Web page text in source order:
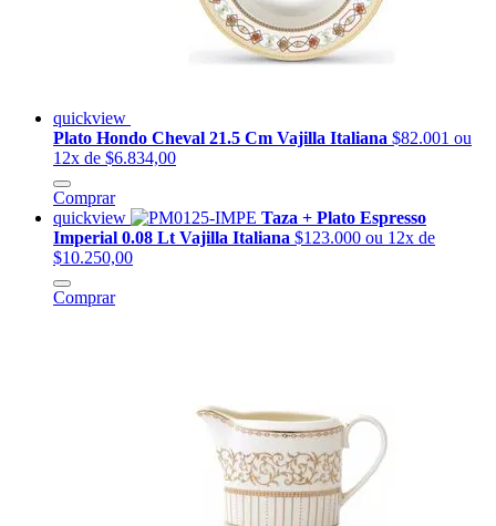
quickview
Plato Hondo Cheval 21.5 Cm Vajilla Italiana $82.001 ou
12x de $6.834,00
Comprar
quickview
Taza + Plato Espresso
Imperial 0.08 Lt Vajilla Italiana $123.000 ou 12x de
$10.250,00
Comprar